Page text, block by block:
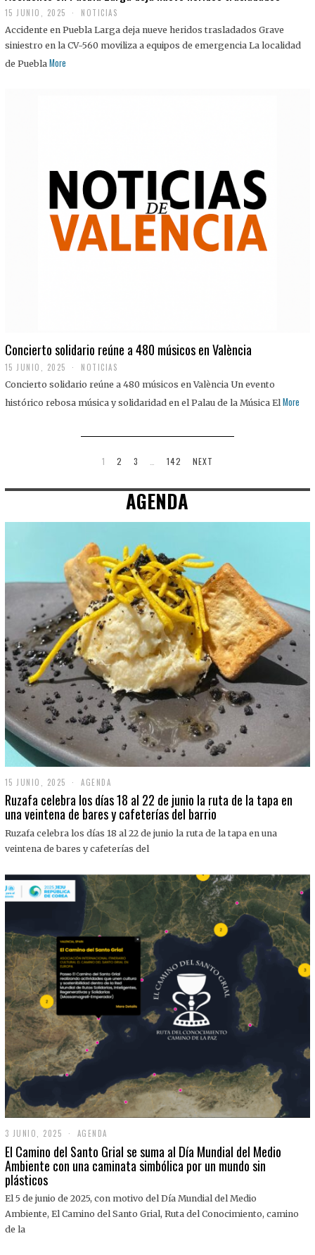
15 JUNIO, 2025 NOTICIAS
Accidente en Puebla Larga deja nueve heridos trasladados Grave
siniestro en la CV-560 moviliza a equipos de emergencia La localidad
de Puebla More
Concierto solidario reúne a 480 músicos en València
15 JUNIO, 2025 NOTICIAS
Concierto solidario reúne a 480 músicos en València Un evento
histórico rebosa música y solidaridad en el Palau de la Música El More
1 2 3 142 NEXT
AGENDA
15 JUNIO, 2025
J
U
I
O
0
2
5
AGENDA
Ruzafa celebra los días 18 al 22 de junio la ruta de la tapa en
una veintena de bares y cafeterías del barrio
Ruzafa celebra los días 18 al 22 de junio la ruta de la tapa en una
veintena de bares y cafeterías del
3 JUNIO, 2025
J
U
N
,
0
AGENDA
El Camino del Santo Grial se suma al Día Mundial del Medio
Ambiente con una caminata simbólica por un mundo sin
plásticos
El 5 de junio de 2025, con motivo del Día Mundial del Medio
Ambiente, El Camino del Santo Grial, Ruta del Conocimiento, camino
de la